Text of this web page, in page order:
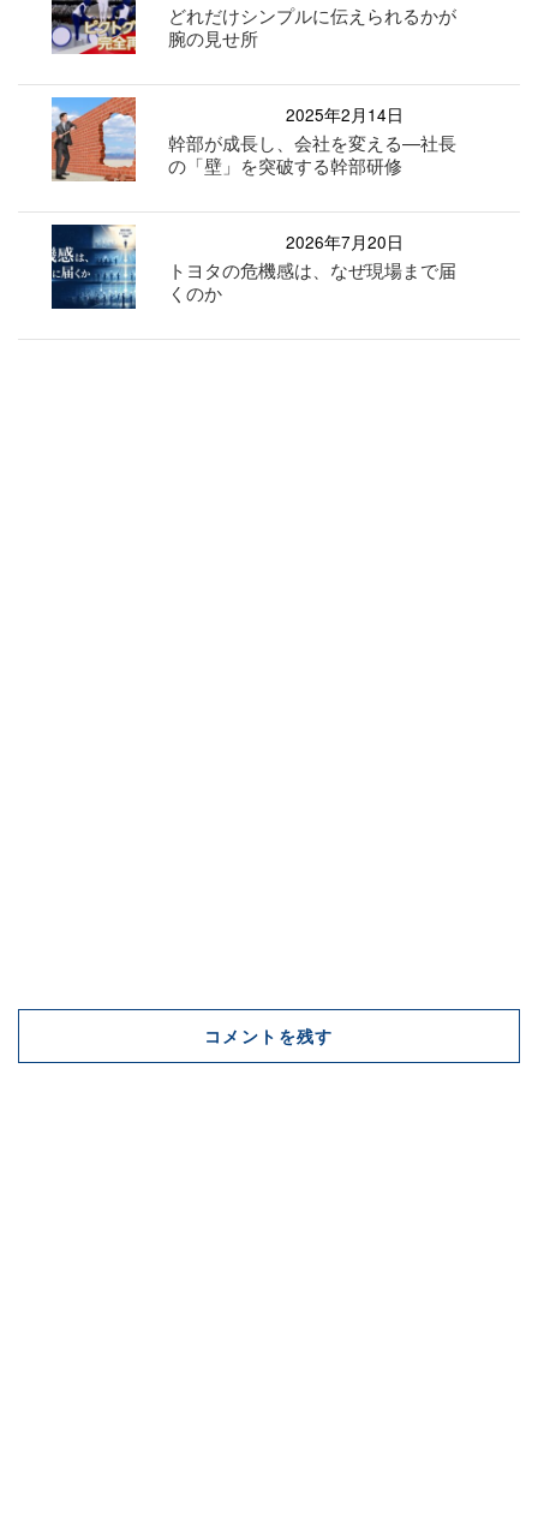
どれだけシンプルに伝えられるかが
腕の見せ所
2025年2月14日
幹部が成長し、会社を変える—社長
の「壁」を突破する幹部研修
2026年7月20日
トヨタの危機感は、なぜ現場まで届
くのか
コメントを残す